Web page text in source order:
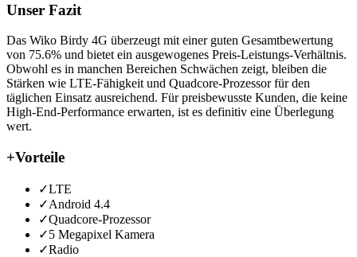
Unser Fazit
Das Wiko Birdy 4G überzeugt mit einer guten Gesamtbewertung
von 75.6% und bietet ein ausgewogenes Preis-Leistungs-Verhältnis.
Obwohl es in manchen Bereichen Schwächen zeigt, bleiben die
Stärken wie LTE-Fähigkeit und Quadcore-Prozessor für den
täglichen Einsatz ausreichend. Für preisbewusste Kunden, die keine
High-End-Performance erwarten, ist es definitiv eine Überlegung
wert.
+Vorteile
✓LTE
✓Android 4.4
✓Quadcore-Prozessor
✓5 Megapixel Kamera
✓Radio